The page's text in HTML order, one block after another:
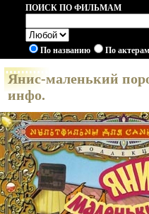
ПОИСК ПО ФИЛЬМАМ
По названию По актерам
Янис-маленький
инфо.